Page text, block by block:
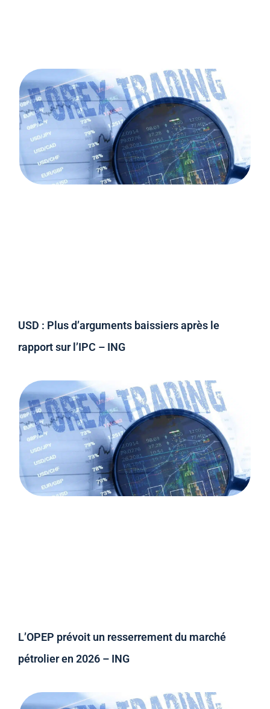
USD : Plus d’arguments baissiers après le
rapport sur l’IPC – ING
L’OPEP prévoit un resserrement du marché
pétrolier en 2026 – ING